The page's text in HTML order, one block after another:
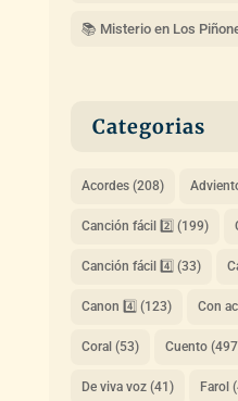
📚 Misterio en Los
Categorias
Acordes(208)
Canción fácil 2️⃣ (199)
Canción fácil 4️⃣ (33)
Canon 4️⃣ (123) Con
Coral (53) Cuento
De viva voz(41) Farol